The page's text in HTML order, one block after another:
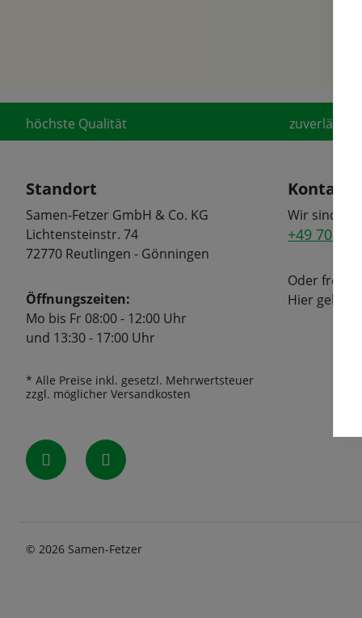
höchste Qualität
Standort
Samen-Fetzer GmbH & Co. KG
Lichtensteinstr. 74
72770 Reutlingen - Gönningen
Öffnungszeiten:
Mo bis Fr 08:00 - 12:00 Uhr
und 13:30 - 17:00 Uhr
* Alle Preise inkl. gesetzl. Mehrwertsteuer
zzgl. möglicher Versandkosten
Kontakt
Wir sind
+49 7072
Oder
Hier geht's
© 2026 Samen-Fetzer